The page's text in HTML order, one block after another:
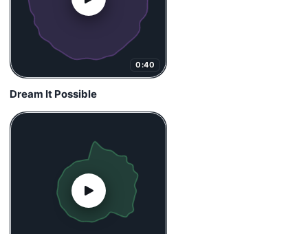
0:40
Dream It Possible